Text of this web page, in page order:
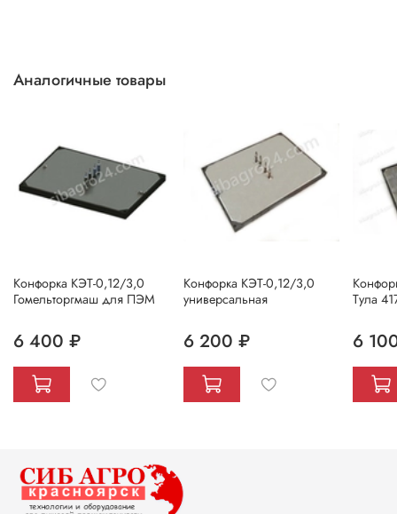
Аналогичные товары
Конфорка КЭТ-0,12/3,0
Гомельторгмаш для ПЭМ
6 400 ₽
Конфорка КЭТ-0,12/3,0
универсальная
6 200 ₽
Тула
6